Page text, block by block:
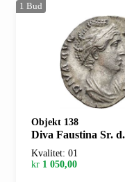
1 Bud
Objekt 138
Diva Faustina Sr. d.141 e.Kr.,
Kvalitet: 01
kr 1 050,00